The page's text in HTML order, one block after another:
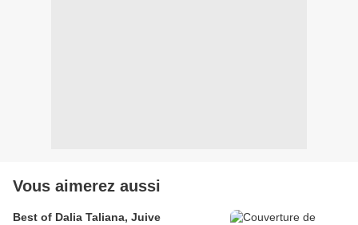
Vous aimerez aussi
Best of Dalia Taliana, Juive